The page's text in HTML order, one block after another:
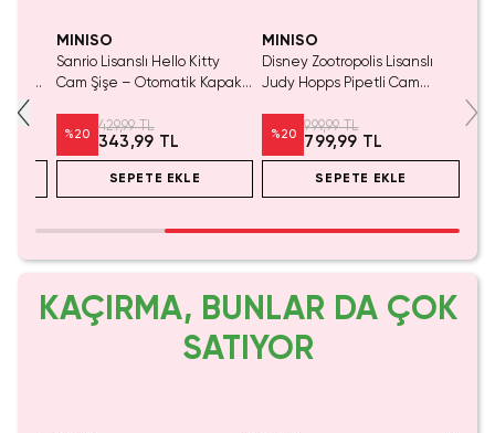
Şişe
MINISO
Sanrio Lisanslı Hello Kitty
Cam Şişe – Otomatik Kapaklı
%20
429,99 TL
343,99 TL
SEPETE EKLE
MINISO
Disney Zootropolis Lisanslı
Judy Hopps Pipetli Cam
Bardak 400 Ml
%20
999,99 TL
799,99 TL
SEPETE EKLE
KAÇIRMA, BUNLAR DA ÇOK
SATIYOR